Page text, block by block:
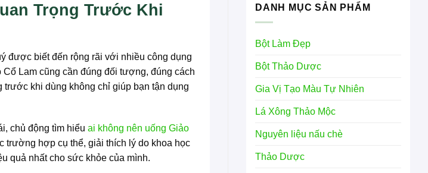
Trọng Trước Khi
được biết đến rộng rãi với nhiều công dụng
Lam cũng cần đúng đối tượng, đúng cách
khi dùng không chỉ giúp bạn tận dụng
chủ động tìm hiểu ai không nên uống Giảo
trường hợp cụ thể, giải thích lý do khoa học
quả nhất cho sức khỏe của mình.
DANH MỤC SẢN PHẨM
Bột Làm Đẹp
Bột Thảo Dược
Gia Vị Tạo Màu Tự Nhiên
Lá Xông Thảo Mộc
Nguyên liệu nấu chè
Thảo Dược